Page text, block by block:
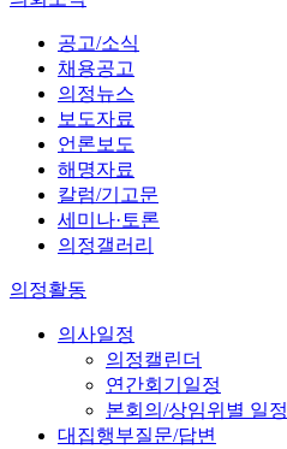
공고/소식
채용공고
의정뉴스
보도자료
언론보도
해명자료
칼럼/기고문
세미나·토론
의정갤러리
의정활동
의사일정
의정캘린더
연간회기일정
본회의/상임위별 일정
대집행부질문/답변